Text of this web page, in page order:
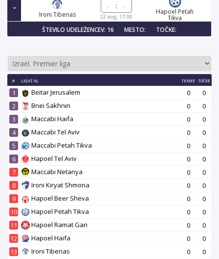
Ironi Tiberias
:
22 avg, 17:00
Hapoel Petah
Tikva
ŠTEVILO UDELEŽENCEV: 16
MESTO: TOČKE:
# LIGAT AL TEKME TOČKE
1 Beitar Jerusalem 0
0
2
Bnei Sakhnin 0
0
3
Maccabi Haifa 0
0
4
Maccabi Tel Aviv 0
0
5
Maccabi Petah Tikva 0
0
6
Hapoel Tel Aviv 0
0
7
Maccabi Netanya 0
0
8
Ironi Kiryat Shmona 0
0
9
Hapoel Beer Sheva 0
0
10
Hapoel Petah Tikva 0
0
11
Hapoel Ramat Gan 0
0
12
Hapoel Haifa 0
0
13
Ironi Tiberias 0
0